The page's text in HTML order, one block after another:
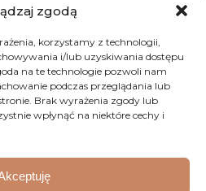
zgodą
korzystamy z technologii,
i/lub uzyskiwania dostępu
na te technologie pozwoli nam
podczas przeglądania lub
Brak wyrażenia zgody lub
wpłynąć na niektóre cechy i